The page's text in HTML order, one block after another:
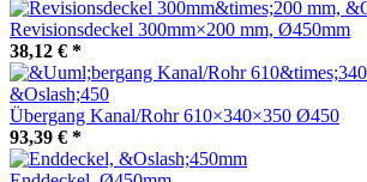
Revisionsdeckel 300mm×200 mm, Ø450mm
38,12 € *
Übergang Kanal/Rohr 610×340×350 Ø450
93,39 € *